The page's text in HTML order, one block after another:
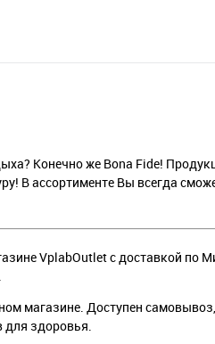
Конечно же Bona Fide!
В ассортименте Вы всегда
VplabOutlet с доставкой по
магазине. Доступен
для здоровья.